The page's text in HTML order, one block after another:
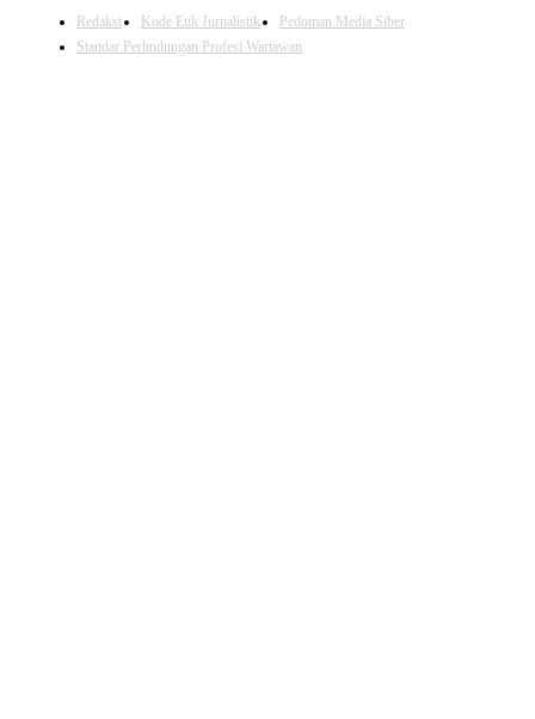
Redaksi Kode Etik Jurnalistik
Pedoman Media Siber
Standar Perlindungan Profesi Wartawan